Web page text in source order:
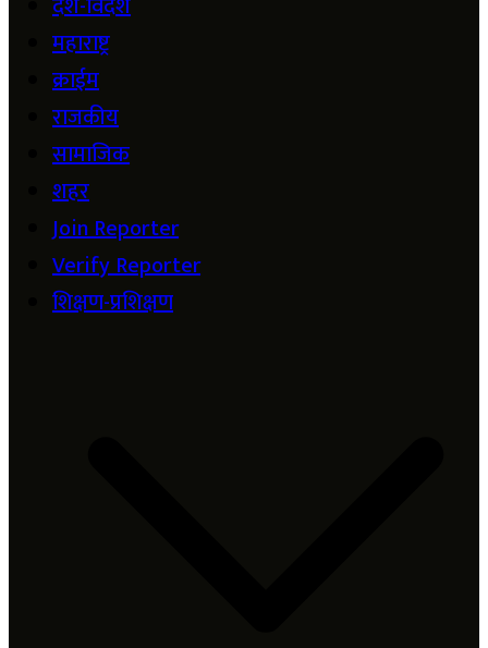
महाराष्ट्र
क्राईम
राजकीय
सामाजिक
शहर
Join Reporter
Verify Reporter
शिक्षण-प्रशिक्षण